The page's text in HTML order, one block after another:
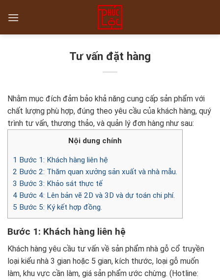
Tư vấn đặt hàng
Nhằm mục đích đảm bảo khả năng cung cấp sản phẩm với
chất lượng phù hợp, đúng theo yêu cầu của khách hàng, quý
trình tư vấn, thương thảo, và quản lý đơn hàng như sau:
Nội dung chính
1 Bước 1: Khách hàng liên hệ
2 Bước 2: Thăm quan xưởng sản xuất và nhà mẫu.
3 Bước 3: Khảo sát thực tế
4 Bước 4: Lên bản vẽ 2D và 3D và dự toán chi phí.
5 Bước 5: Ký kết hợp đồng.
Bước 1: Khách hàng liên hệ
Khách hàng yêu cầu tư vấn về sản phẩm nhà gỗ cổ truyền
loại kiểu nhà 3 gian hoặc 5 gian, kích thước, loại gỗ muốn
làm, khu vực cần làm, giá sản phẩm ước chừng. (Hotline: